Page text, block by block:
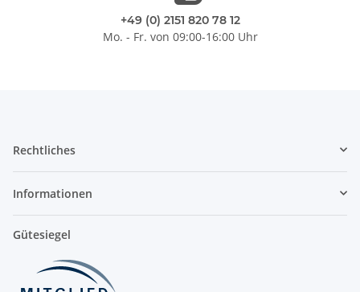
+49 (0) 2151 820 78 12
Mo. - Fr. von 09:00-16:00 Uhr
Rechtliches
Informationen
Gütesiegel